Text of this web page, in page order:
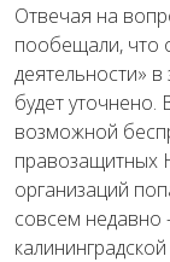
Отвечая на
пообещали, что
деятельности»
будет уточнено.
возможной
правозащитных
организаций
совсем